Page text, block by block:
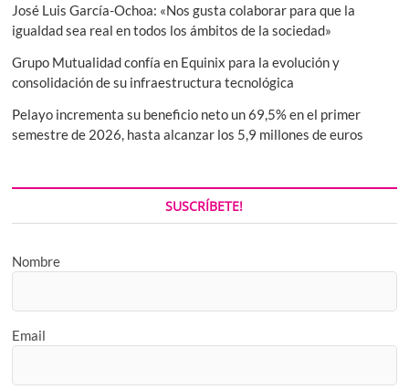
José Luis García-Ochoa: «Nos gusta colaborar para que la
igualdad sea real en todos los ámbitos de la sociedad»
Grupo Mutualidad confía en Equinix para la evolución y
consolidación de su infraestructura tecnológica
Pelayo incrementa su beneficio neto un 69,5% en el primer
semestre de 2026, hasta alcanzar los 5,9 millones de euros
SUSCRÍBETE!
Nombre
Email